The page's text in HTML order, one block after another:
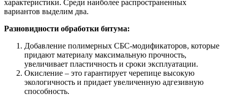
характеристики. Среди наиболее распространенных
вариантов выделим два.
Разновидности обработки битума:
Добавление полимерных СБС-модификаторов, которые
придают материалу максимальную прочность,
увеличивает пластичность и сроки эксплуатации.
Окисление – это гарантирует черепице высокую
экологичность и придает увеличенную адгезивную
способность.